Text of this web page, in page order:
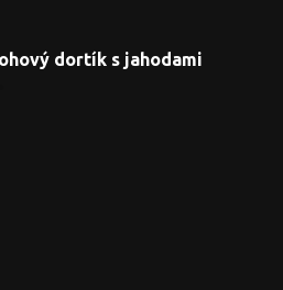
dortík s jahodami